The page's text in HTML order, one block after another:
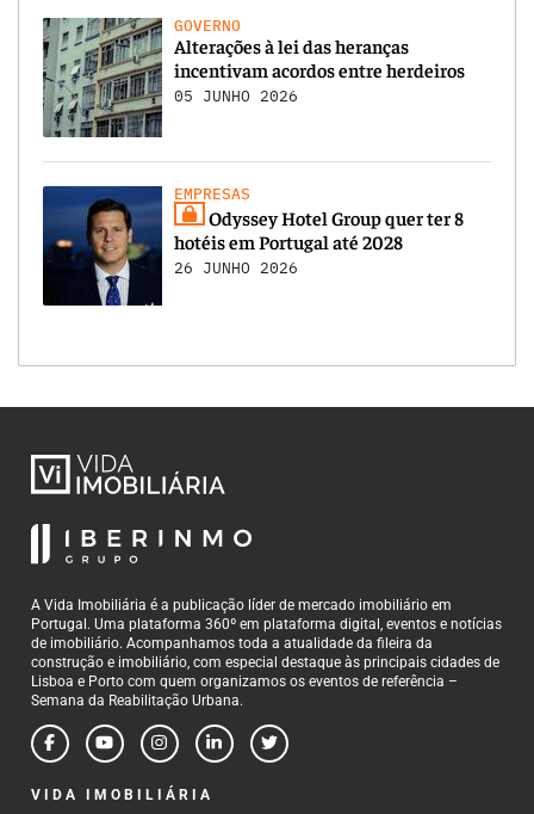
GOVERNO
Alterações à lei das heranças
incentivam acordos entre herdeiros
05 JUNHO 2026
EMPRESAS
Odyssey Hotel Group quer ter 8
hotéis em Portugal até 2028
26 JUNHO 2026
A Vida Imobiliária é a publicação líder de mercado imobiliário em
Portugal. Uma plataforma 360º em plataforma digital, eventos e notícias
de imobiliário. Acompanhamos toda a atualidade da fileira da
construção e imobiliário, com especial destaque às principais cidades de
Lisboa e Porto com quem organizamos os eventos de referência –
Semana da Reabilitação Urbana.
VIDA IMOBILIÁRIA